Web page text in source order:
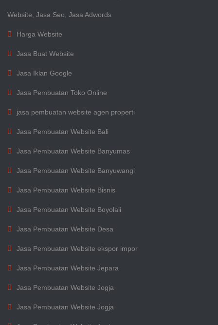
Website, Jasa Seo, Jasa Adwords
Harga Website
Jasa Buat Website
Jasa Iklan Google
Jasa Pembuatan Toko Online
jasa pembuatan website agen properti
Jasa Pembuatan Website Bali
Jasa Pembuatan Website Banyumas
Jasa Pembuatan Website Banyuwangi
Jasa Pembuatan Website Bisnis
Jasa Pembuatan Website Boyolali
Jasa Pembuatan Website Desa
Jasa Pembuatan Website ekspor impor
Jasa Pembuatan Website Jepara
Jasa Pembuatan Website Jogja
Jasa Pembuatan Website Jogja